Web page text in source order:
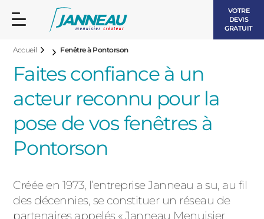
VOTRE
DEVIS
GRATUIT
Accueil Fenêtre à Pontorson
Faites confiance à un
acteur reconnu pour la
pose de vos fenêtres à
Pontorson
Créée en 1973, l’entreprise Janneau a su, au fil
des décennies, se constituer un réseau de
partenaires appelés « Janneau Menuisier
FENÊTRES ET PORTES-FENÊTRES
BOIS
PORTES D’ENTRÉE
LES CONTEMPORAINES
LES INTEMPORELLES